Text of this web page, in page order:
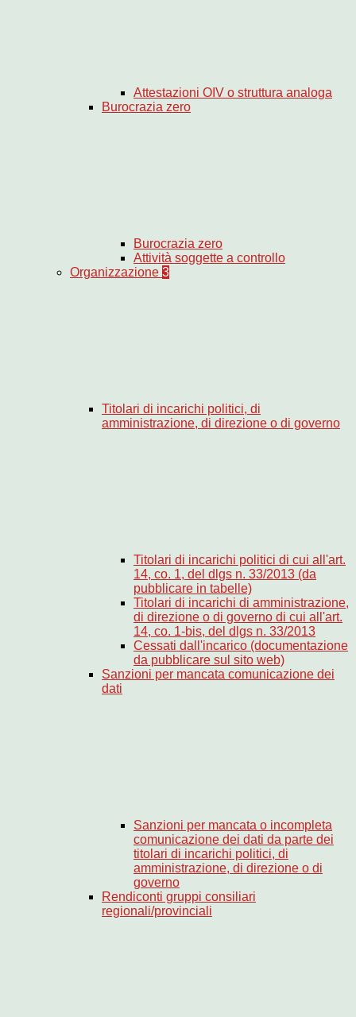
Attestazioni OIV o struttura analoga
Burocrazia zero
Burocrazia zero
Attività soggette a controllo
Organizzazione 3
Titolari di incarichi politici, di
amministrazione, di direzione o di governo
Titolari di incarichi politici di cui all'art.
14, co. 1, del dlgs n. 33/2013 (da
pubblicare in tabelle)
Titolari di incarichi di amministrazione,
di direzione o di governo di cui all'art.
14, co. 1-bis, del dlgs n. 33/2013
Cessati dall'incarico (documentazione
da pubblicare sul sito web)
Sanzioni per mancata comunicazione dei
dati
Sanzioni per mancata o incompleta
comunicazione dei dati da parte dei
titolari di incarichi politici, di
amministrazione, di direzione o di
governo
Rendiconti gruppi consiliari
regionali/provinciali